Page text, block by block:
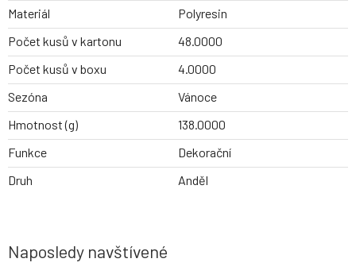
Materiál
Polyresin
Počet kusů v kartonu
48.0000
Počet kusů v boxu
4.0000
Sezóna
Vánoce
Hmotnost (g)
138.0000
Funkce
Dekorační
Druh
Anděl
Naposledy navštívené